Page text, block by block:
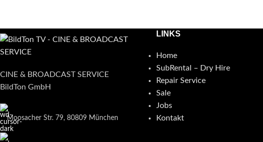
CINE & BROADCAST SERVICE
BildTon GmbH
Moosacher Str. 79, 80809 München
LINKS
Home
SubRental – Dry Hire
Repair Service
Sale
Jobs
Kontakt